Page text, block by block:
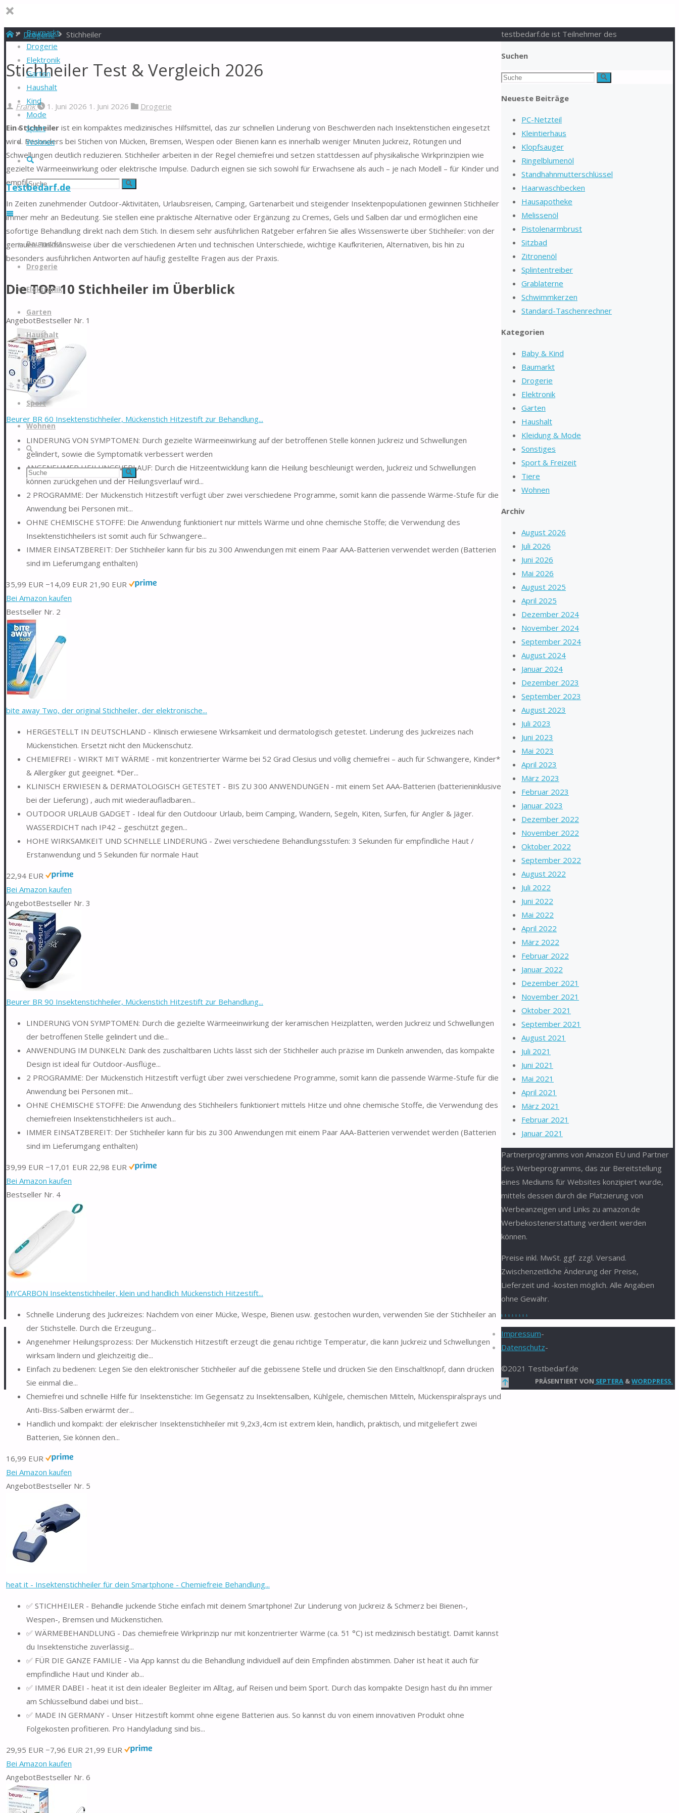
Baumarkt
Drogerie
Elektronik
Garten
Haushalt
Kind
Mode
Sport
Wohnen
Suche
Suchen
nach:
Suche
Testbedarf.de
Inhalt
springen
Baumarkt
Drogerie
Elektronik
Garten
Haushalt
Kind
Mode
Sport
Wohnen
Suchen
nach:
Suche
StartDrogerie Stichheiler
Stichheiler Test & Vergleich 2026
Frank 1. Juni 2026 1. Juni 2026 Drogerie
Ein Stichheiler ist ein kompaktes medizinisches Hilfsmittel, das zur schnellen Linderung von Beschwerden nach Insektenstichen eingesetzt
wird. Besonders bei Stichen von Mücken, Bremsen, Wespen oder Bienen kann es innerhalb weniger Minuten Juckreiz, Rötungen und
Schwellungen deutlich reduzieren. Stichheiler arbeiten in der Regel chemiefrei und setzen stattdessen auf physikalische Wirkprinzipien wie
gezielte Wärmeeinwirkung oder elektrische Impulse. Dadurch eignen sie sich sowohl für Erwachsene als auch – je nach Modell – für Kinder und
empfindliche Personen.
In Zeiten zunehmender Outdoor-Aktivitäten, Urlaubsreisen, Camping, Gartenarbeit und steigender Insektenpopulationen gewinnen Stichheiler
immer mehr an Bedeutung. Sie stellen eine praktische Alternative oder Ergänzung zu Cremes, Gels und Salben dar und ermöglichen eine
sofortige Behandlung direkt nach dem Stich. In diesem sehr ausführlichen Ratgeber erfahren Sie alles Wissenswerte über Stichheiler: von der
genauen Funktionsweise über die verschiedenen Arten und technischen Unterschiede, wichtige Kaufkriterien, Alternativen, bis hin zu
besonders ausführlichen Antworten auf häufig gestellte Fragen aus der Praxis.
Die TOP 10 Stichheiler im Überblick
AngebotBestseller Nr. 1
Beurer BR 60 Insektenstichheiler, Mückenstich Hitzestift zur Behandlung...
LINDERUNG VON SYMPTOMEN: Durch gezielte Wärmeeinwirkung auf der betroffenen Stelle können Juckreiz und Schwellungen
gelindert, sowie die Symptomatik verbessert werden
ANGENEHMER HEILUNGSVERLAUF: Durch die Hitzeentwicklung kann die Heilung beschleunigt werden, Juckreiz und Schwellungen
können zurückgehen und der Heilungsverlauf wird...
2 PROGRAMME: Der Mückenstich Hitzestift verfügt über zwei verschiedene Programme, somit kann die passende Wärme-Stufe für die
Anwendung bei Personen mit...
OHNE CHEMISCHE STOFFE: Die Anwendung funktioniert nur mittels Wärme und ohne chemische Stoffe; die Verwendung des
Insektenstichheilers ist somit auch für Schwangere...
IMMER EINSATZBEREIT: Der Stichheiler kann für bis zu 300 Anwendungen mit einem Paar AAA-Batterien verwendet werden (Batterien
sind im Lieferumgang enthalten)
35,99 EUR −14,09 EUR 21,90 EUR
Bei Amazon kaufen
Bestseller Nr. 2
bite away Two, der original Stichheiler, der elektronische...
HERGESTELLT IN DEUTSCHLAND - Klinisch erwiesene Wirksamkeit und dermatologisch getestet. Linderung des Juckreizes nach
Mückenstichen. Ersetzt nicht den Mückenschutz.
CHEMIEFREI - WIRKT MIT WÄRME - mit konzentrierter Wärme bei 52 Grad Clesius und völlig chemiefrei – auch für Schwangere, Kinder*
& Allergiker gut geeignet. *Der...
KLINISCH ERWIESEN & DERMATOLOGISCH GETESTET - BIS ZU 300 ANWENDUNGEN - mit einem Set AAA-Batterien (batterieninklusive
bei der Lieferung) , auch mit wiederaufladbaren...
OUTDOOR URLAUB GADGET - Ideal für den Outdoour Urlaub, beim Camping, Wandern, Segeln, Kiten, Surfen, für Angler & Jäger.
WASSERDICHT nach IP42 – geschützt gegen...
HOHE WIRKSAMKEIT UND SCHNELLE LINDERUNG - Zwei verschiedene Behandlungsstufen: 3 Sekunden für empfindliche Haut /
Erstanwendung und 5 Sekunden für normale Haut
22,94 EUR
Bei Amazon kaufen
AngebotBestseller Nr. 3
Beurer BR 90 Insektenstichheiler, Mückenstich Hitzestift zur Behandlung...
LINDERUNG VON SYMPTOMEN: Durch die gezielte Wärmeeinwirkung der keramischen Heizplatten, werden Juckreiz und Schwellungen
der betroffenen Stelle gelindert und die...
ANWENDUNG IM DUNKELN: Dank des zuschaltbaren Lichts lässt sich der Stichheiler auch präzise im Dunkeln anwenden, das kompakte
Design ist ideal für Outdoor-Ausflüge...
2 PROGRAMME: Der Mückenstich Hitzestift verfügt über zwei verschiedene Programme, somit kann die passende Wärme-Stufe für die
Anwendung bei Personen mit...
OHNE CHEMISCHE STOFFE: Die Anwendung des Stichheilers funktioniert mittels Hitze und ohne chemische Stoffe, die Verwendung des
chemiefreien Insektenstichheilers ist auch...
IMMER EINSATZBEREIT: Der Stichheiler kann für bis zu 300 Anwendungen mit einem Paar AAA-Batterien verwendet werden (Batterien
sind im Lieferumgang enthalten)
39,99 EUR −17,01 EUR 22,98 EUR
Bei Amazon kaufen
Bestseller Nr. 4
MYCARBON Insektenstichheiler, klein und handlich Mückenstich Hitzestift...
Schnelle Linderung des Juckreizes: Nachdem von einer Mücke, Wespe, Bienen usw. gestochen wurden, verwenden Sie der Stichheiler an
der Stichstelle. Durch die Erzeugung...
Angenehmer Heilungsprozess: Der Mückenstich Hitzestift erzeugt die genau richtige Temperatur, die kann Juckreiz und Schwellungen
wirksam lindern und gleichzeitig die...
Einfach zu bedienen: Legen Sie den elektronischer Stichheiler auf die gebissene Stelle und drücken Sie den Einschaltknopf, dann drücken
Sie einmal die...
Chemiefrei und schnelle Hilfe für Insektenstiche: Im Gegensatz zu Insektensalben, Kühlgele, chemischen Mitteln, Mückenspiralsprays und
Anti-Biss-Salben erwärmt der...
Handlich und kompakt: der elekrischer Insektenstichheiler mit 9,2x3,4cm ist extrem klein, handlich, praktisch, und mitgeliefert zwei
Batterien, Sie können den...
16,99 EUR
Bei Amazon kaufen
AngebotBestseller Nr. 5
heat it - Insektenstichheiler für dein Smartphone - Chemiefreie Behandlung...
✅ STICHHEILER - Behandle juckende Stiche einfach mit deinem Smartphone! Zur Linderung von Juckreiz & Schmerz bei Bienen-,
Wespen-, Bremsen und Mückenstichen.
✅ WÄRMEBEHANDLUNG - Das chemiefreie Wirkprinzip nur mit konzentrierter Wärme (ca. 51 °C) ist medizinisch bestätigt. Damit kannst
du Insektenstiche zuverlässig...
✅ FÜR DIE GANZE FAMILIE - Via App kannst du die Behandlung individuell auf dein Empfinden abstimmen. Daher ist heat it auch für
empfindliche Haut und Kinder ab...
✅ IMMER DABEI - heat it ist dein idealer Begleiter im Alltag, auf Reisen und beim Sport. Durch das kompakte Design hast du ihn immer
am Schlüsselbund dabei und bist...
✅ MADE IN GERMANY - Unser Hitzestift kommt ohne eigene Batterien aus. So kannst du von einem innovativen Produkt ohne
Folgekosten profitieren. Pro Handyladung sind bis...
29,95 EUR −7,96 EUR 21,99 EUR
Bei Amazon kaufen
AngebotBestseller Nr. 6
Suchen
Suchen
Suche
Neueste Beiträge
PC-Netzteil
Kleintierhaus
Klopfsauger
Ringelblumenöl
Standhahnmutterschlüssel
Haarwaschbecken
Hausapotheke
Melissenöl
Pistolenarmbrust
Sitzbad
Zitronenöl
Splintentreiber
Grablaterne
Schwimmkerzen
Standard-Taschenrechner
Kategorien
Baby & Kind
Baumarkt
Drogerie
Elektronik
Garten
Haushalt
Kleidung & Mode
Sonstiges
Sport & Freizeit
Tiere
Wohnen
Archiv
August 2026
Juli 2026
Juni 2026
Mai 2026
August 2025
April 2025
Dezember 2024
November 2024
September 2024
August 2024
Januar 2024
Dezember 2023
September 2023
August 2023
Juli 2023
Juni 2023
Mai 2023
April 2023
März 2023
Februar 2023
Januar 2023
Dezember 2022
November 2022
Oktober 2022
September 2022
August 2022
Juli 2022
Juni 2022
Mai 2022
April 2022
März 2022
Februar 2022
Januar 2022
Dezember 2021
November 2021
Oktober 2021
September 2021
August 2021
Juli 2021
Juni 2021
Mai 2021
April 2021
März 2021
Februar 2021
Januar 2021
testbedarf.de ist Teilnehmer des
Partnerprogramms von Amazon EU und Partner
des Werbeprogramms, das zur Bereitstellung
eines Mediums für Websites konzipiert wurde,
mittels dessen durch die Platzierung von
Werbeanzeigen und Links zu amazon.de
Werbekostenerstattung verdient werden
können.
Preise inkl. MwSt. ggf. zzgl. Versand.
Zwischenzeitliche Änderung der Preise,
Lieferzeit und -kosten möglich. Alle Angaben
ohne Gewähr.
. . . . . . . .
Impressum-
Datenschutz-
©2021 Testbedarf.de
PRÄSENTIERT VON SEPTERA &WORDPRESS.
Zurück